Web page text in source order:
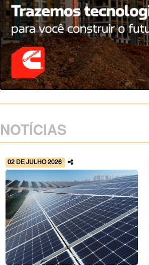
NOTÍCIAS
02 DE JULHO 2026